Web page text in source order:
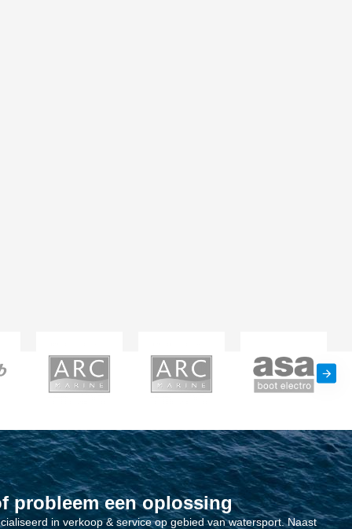
probleem een oplossing
in verkoop & service op gebied van watersport. Naast